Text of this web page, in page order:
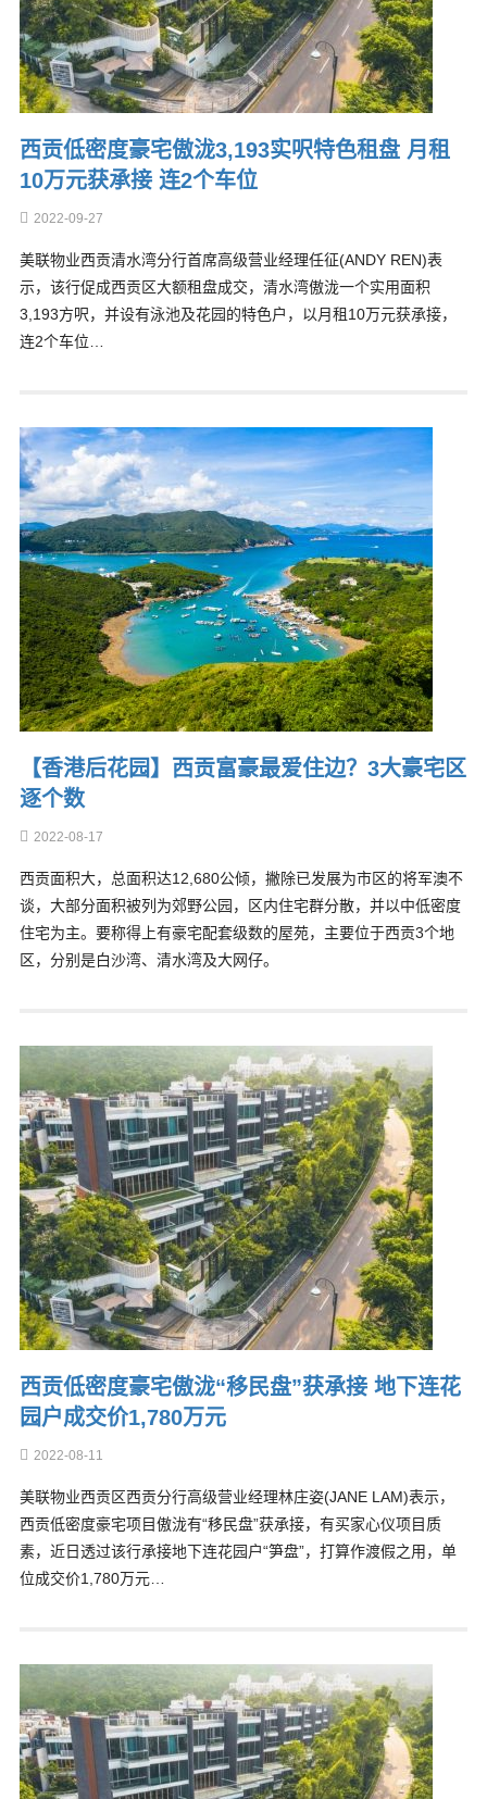
西贡低密度豪宅傲泷3,193实呎特色租盘 月租
10万元获承接 连2个车位
2022-09-27
美联物业西贡清水湾分行首席高级营业经理任征(ANDY REN)表
示，该行促成西贡区大额租盘成交，清水湾傲泷一个实用面积
3,193方呎，并设有泳池及花园的特色户，以月租10万元获承接，
连2个车位…
【香港后花园】西贡富豪最爱住边？3大豪宅区
逐个数
2022-08-17
西贡面积大，总面积达12,680公倾，撇除已发展为市区的将军澳不
谈，大部分面积被列为郊野公园，区内住宅群分散，并以中低密度
住宅为主。要称得上有豪宅配套级数的屋苑，主要位于西贡3个地
区，分别是白沙湾、清水湾及大网仔。
西贡低密度豪宅傲泷“移民盘”获承接 地下连花
园户成交价1,780万元
2022-08-11
美联物业西贡区西贡分行高级营业经理林庄姿(JANE LAM)表示，
西贡低密度豪宅项目傲泷有“移民盘”获承接，有买家心仪项目质
素，近日透过该行承接地下连花园户“笋盘”，打算作渡假之用，单
位成交价1,780万元…